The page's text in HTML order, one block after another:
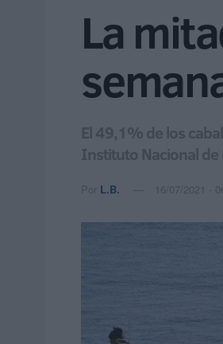
La
El 49,1% de los
Instituto Nacional de
Por L.B. 16/07/2021 -